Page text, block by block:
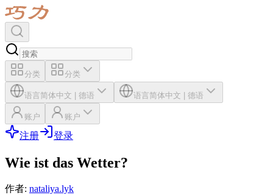
分类 分类
语言简体中文 | 德语 语言简体中文 | 德语
账户 账户
注册 登录
Wie ist das Wetter?
作者: nataliya.lyk